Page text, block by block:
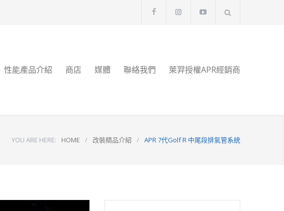
性能產品介紹 商店 媒體 聯絡我們 萊羿授權APR經銷商
YOU ARE HERE: HOME / 改裝精品介紹 / APR 7代Golf R 中尾段排氣管系統